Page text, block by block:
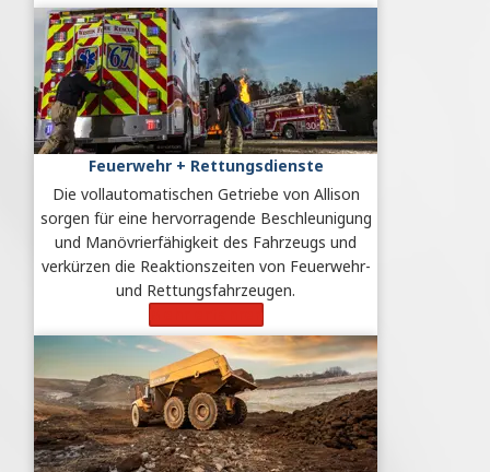
Feuerwehr + Rettungsdienste
Die vollautomatischen Getriebe von Allison
sorgen für eine hervorragende Beschleunigung
und Manövrierfähigkeit des Fahrzeugs und
verkürzen die Reaktionszeiten von Feuerwehr-
und Rettungsfahrzeugen.